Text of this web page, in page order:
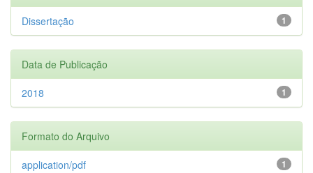
1
Dissertação
Data de Publicação
1
2018
Formato do Arquivo
1
application/pdf